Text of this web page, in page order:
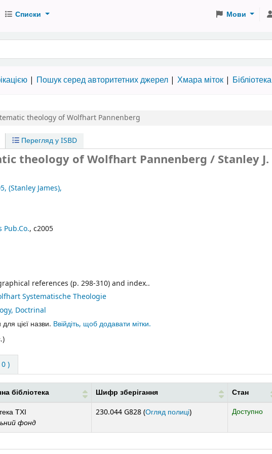
Списки Мови
словами
Пошук серед авторитетних джерел Хмара міток Бібліотека
theology of Wolfhart Pannenberg
Перегляд у ISBD
theology of Wolfhart Pannenberg / Stanley J.
(Stanley James),
Pub.Co., c2005
references (p. 298-310) and index..
Systematische Theologie
Doctrinal
для цієї назви. Ввійдіть, щоб додавати мітки.
)
бібліотека Шифр зберігання Стан
ТХІ
фонд
230.044 G828 (Огляд полиці(Відкривається нижче)
) Доступно